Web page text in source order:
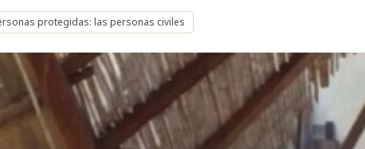
protegidas: las personas civiles